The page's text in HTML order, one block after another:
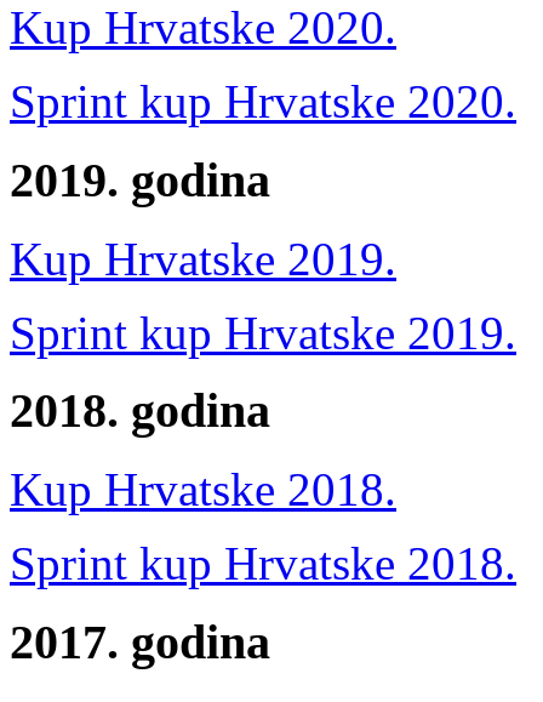
Kup Hrvatske 2020.
Sprint kup Hrvatske 2020.
2019. godina
Kup Hrvatske 2019.
Sprint kup Hrvatske 2019.
2018. godina
Kup Hrvatske 2018.
Sprint kup Hrvatske 2018.
2017. godina